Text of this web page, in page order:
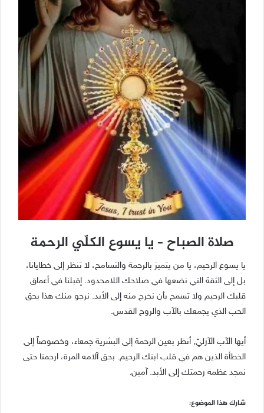
صلاة الصباح – يا يسوع الكلّي الرحمة
يا يسوع الرحيم، يا من يتميز بالرحمة والتسامح، لا تنظر إلى خطايانا،
بل إلى الثقة التي نضعها في صلاحك اللامحدود. إقبلنا في أعماق
قلبك الرحيم ولا تسمح بأن نخرج منه إلى الأبد. نرجو منك هذا بحق
الحب الذي يجمعك بالآب والروح القدس.
أيها الآب الآزليّ, أنظر بعين الرحمة إلى البشرية جمعاء، وخصوصاً إلى
الخطأة الذين هم في قلب ابنك الرحيم. بحق آلامه المرة، ارحمنا حتى
نمجد عظمة رحمتك إلى الأبد. آمين.
شارك هذا الموضوع: